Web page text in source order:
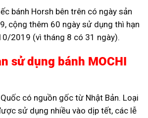
bánh Horsh bên trên có ngày sản
cộng thêm 60 ngày sử dụng thì hạn
2019 (vì tháng 8 có 31 ngày).
sử dụng bánh MOCHI
có nguồn gốc từ Nhật Bản. Loại
sử dụng nhiều vào dịp tết, các lễ